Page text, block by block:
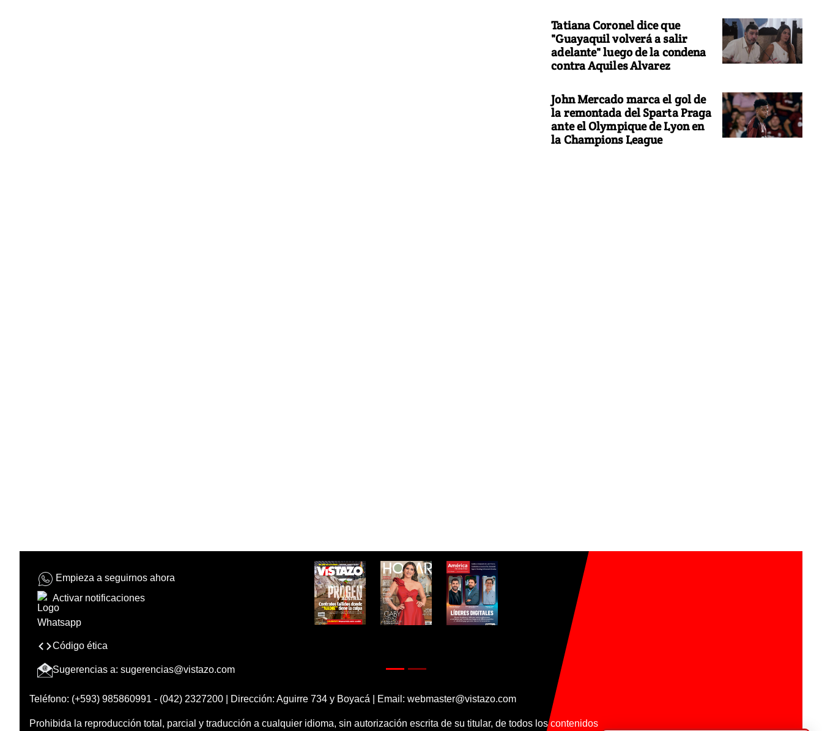
Tatiana Coronel dice que
"Guayaquil volverá a salir
adelante" luego de la condena
contra Aquiles Alvarez
John Mercado marca el gol de
la remontada del Sparta Praga
ante el Olympique de Lyon en
la Champions League
Empieza a seguirnos ahora
Activar notificaciones
Código ética
Sugerencias a: sugerencias@vistazo.com
Teléfono: (+593) 985860991 - (042) 2327200 | Dirección: Aguirre 734 y Boyacá | Email: webmaster@vistazo.com
Prohibida la reproducción total, parcial y traducción a cualquier idioma, sin autorización escrita de su titular, de todos los contenidos